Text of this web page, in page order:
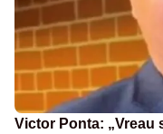
Victor Ponta: „Vreau